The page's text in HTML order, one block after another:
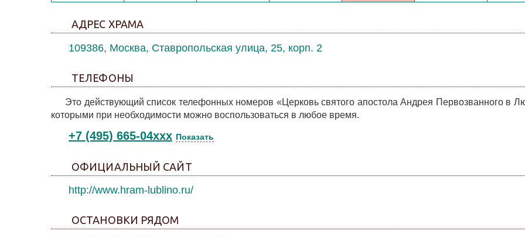
АДРЕС ХРАМА
109386, Москва, Ставропольская улица, 25, корп. 2
ТЕЛЕФОНЫ
Это действующий список телефонных номеров «Церковь святого апостола Андрея Первозванного в
которыми при необходимости можно воспользоваться в любое время.
+7 (495) 665-04xxx Показать
ОФИЦИАЛЬНЫЙ САЙТ
http://www.hram-lublino.ru/
ОСТАНОВКИ РЯДОМ